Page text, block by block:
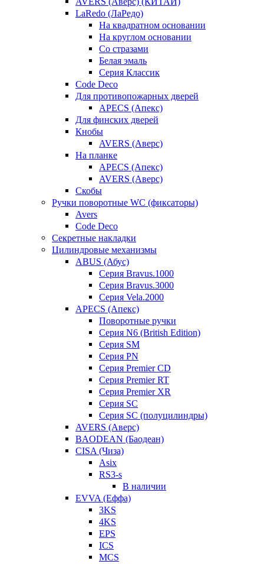
LaRedo (ЛаРедо)
На квадратном основании
На круглом основании
Со стразами
Белая эмаль
Серия Классик
Code Deco
Для противопожарных дверей
APECS (Апекс)
Для финских дверей
Кнобы
AVERS (Аверс)
На планке
APECS (Апекс)
AVERS (Аверс)
Скобы
Ручки поворотные WC (фиксаторы)
Avers
Code Deco
Секретные накладки
Цилиндровые механизмы
ABUS (Абус)
Серия Bravus.1000
Серия Bravus.3000
Серия Vela.2000
APECS (Апекс)
Поворотные ручки
Серия N6 (British Edition)
Серия SM
Серия PN
Серия Premier CD
Серия Premier RT
Серия Premier XR
Серия SC
Серия SC (полуцилиндры)
AVERS (Аверс)
BAODEAN (Баодеан)
CISA (Чиза)
Asix
RS3-s
В наличии
EVVA (Еффа)
3KS
4KS
EPS
ICS
MCS